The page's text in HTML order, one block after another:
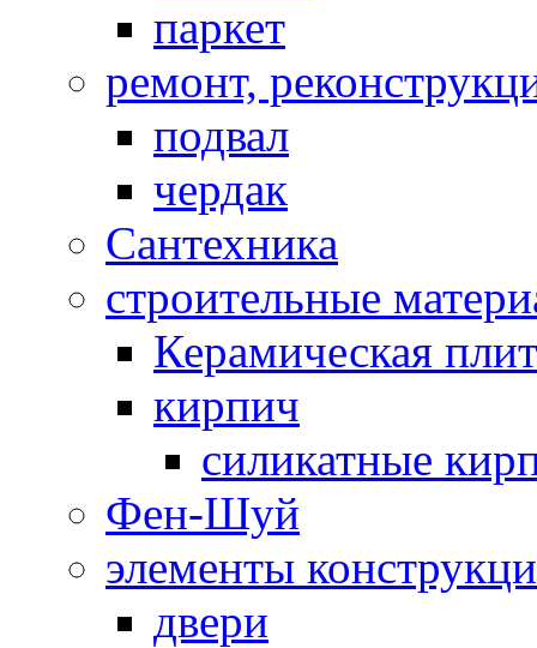
паркет
ремонт,
подвал
чердак
Сантехника
строительные
Керамическая
кирпич
силикатные
Фен-Шуй
элементы
двери